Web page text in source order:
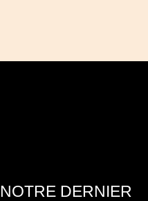
NOTRE DERNIER